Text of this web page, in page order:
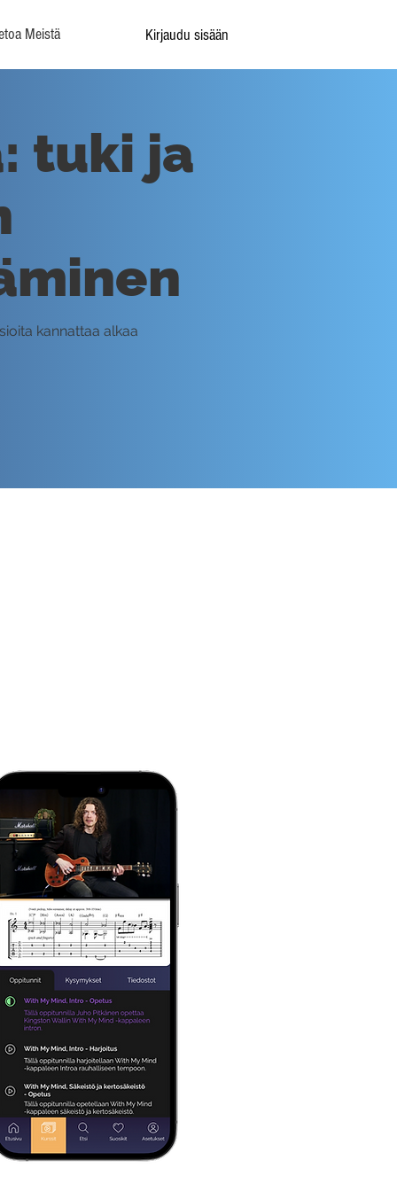
Meistä Kirjaudu sisään
tuki ja
kannattaa alkaa